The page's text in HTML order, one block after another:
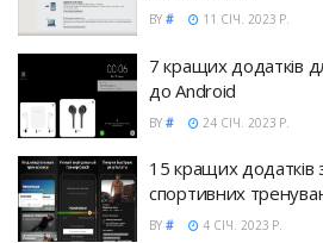
BY # 11 СІЧ. 2023 Р.
7 кращих додатків
до Android
BY # 24 СІЧ. 2023 Р.
15 кращих додатків
спортивних
BY # 4 СІЧ. 2023 Р.